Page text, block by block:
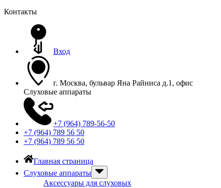
Контакты
Вход
г. Москва, бульвар Яна Райниса д.1, офис
Слуховые аппараты
+7 (964) 789-56-50
+7 (964) 789 56 50
+7 (964) 789 56 50
Главная страница
Слуховые аппараты
Аксессуары для слуховых